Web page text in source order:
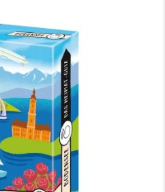
Heimat-Quiz
Infos …